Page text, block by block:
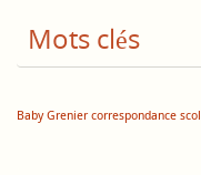
Mots clés
Baby Grenier correspondance